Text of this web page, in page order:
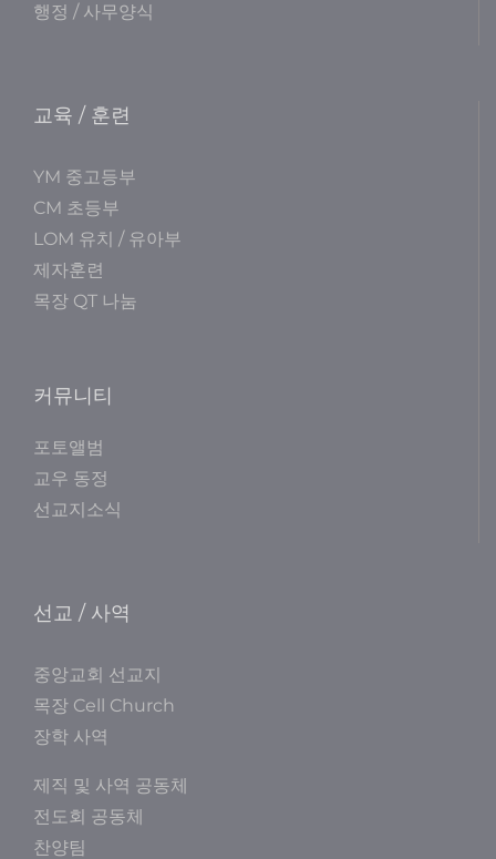
행정 / 사무양식
교육 / 훈련
YM 중고등부
CM 초등부
LOM 유치 / 유아부
제자훈련
목장 QT 나눔
커뮤니티
포토앨범
교우 동정
선교지소식
선교 / 사역
중앙교회 선교지
목장 Cell Church
장학 사역
제직 및 사역 공동체
전도회 공동체
찬양팀